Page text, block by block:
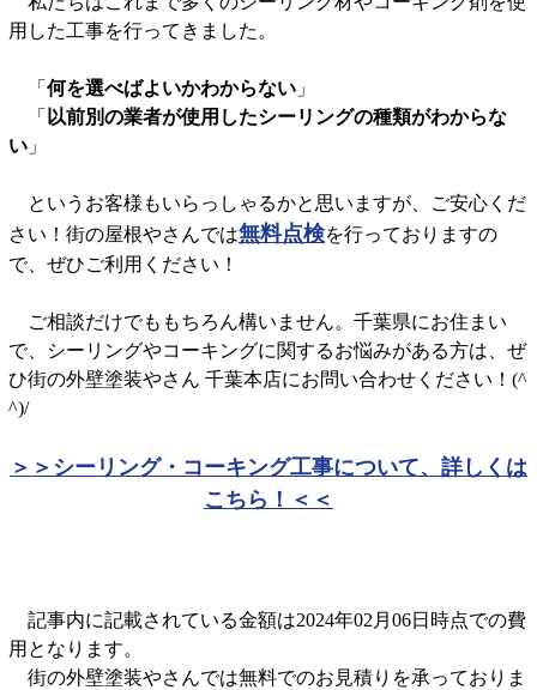
用した工事を行ってきました。
「 何を選べばよいかわからない 」
「 以前別の業者が使用したシーリングの種類がわからな
い 」
というお客様もいらっしゃるかと思いますが、ご安心くだ
さい！街の屋根やさんでは無料点検を行っておりますの
で、ぜひご利用ください！
ご相談だけでももちろん構いません。千葉県にお住まい
で、シーリングやコーキングに関するお悩みがある方は、ぜ
ひ街の外壁塗装やさん 千葉本店にお問い合わせください！(^
^)/
＞＞シーリング・コーキング工事について、詳しくは
こちら！＜＜
記事内に記載されている金額は2024年02月06日時点での費
用となります。
街の外壁塗装やさんでは無料でのお見積りを承っておりま